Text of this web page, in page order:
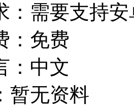
需要支持
免费
中文
暂无资料